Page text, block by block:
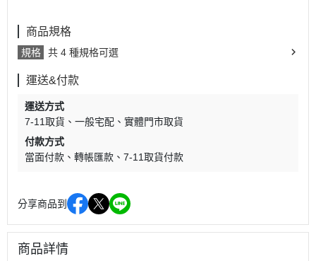
商品規格
規格 共 4 種規格可選
運送&付款
運送方式
7-11取貨
一般宅配
實體門市取貨
付款方式
當面付款
轉帳匯款 7-11取貨付款
分享商品到
商品詳情